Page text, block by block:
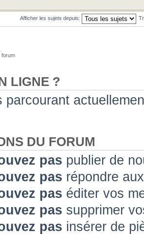
Afficher les sujets depuis:
forum
LIGNE ?
parcourant
DU FORUM
pas publier de
pas répondre
pas éditer vos
pas supprimer
pas insérer de